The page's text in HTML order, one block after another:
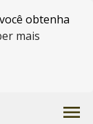
obtenha
mais
menu